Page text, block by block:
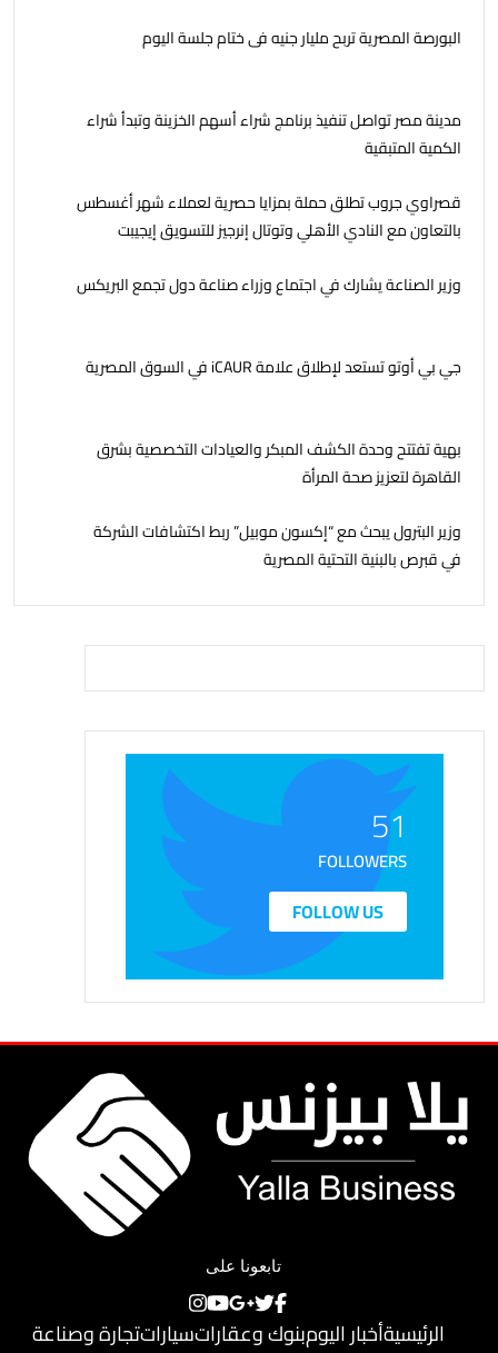
البورصة المصرية تربح مليار جنيه فى ختام جلسة اليوم
مدينة مصر تواصل تنفيذ برنامج شراء أسهم الخزينة وتبدأ شراء
الكمية المتبقية
قصراوي جروب تطلق حملة بمزايا حصرية لعملاء شهر أغسطس
بالتعاون مع النادي الأهلي وتوتال إنرجيز للتسويق إيجيبت
وزير الصناعة يشارك في اجتماع وزراء صناعة دول تجمع البريكس
جي بي أوتو تستعد لإطلاق علامة iCAUR في السوق المصرية
بهية تفتتح وحدة الكشف المبكر والعيادات التخصصية بشرق
القاهرة لتعزيز صحة المرأة
وزير البترول يبحث مع “إكسون موبيل” ربط اكتشافات الشركة
في قبرص بالبنية التحتية المصرية
51
FOLLOWERS
FOLLOW US
تابعونا على
الرئيسيةأخبار اليومبنوك وعقاراتسياراتتجارة وصناعة